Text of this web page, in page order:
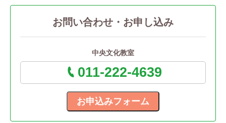
お問い合わせ・お申し込み
中央文化教室
011-222-4639